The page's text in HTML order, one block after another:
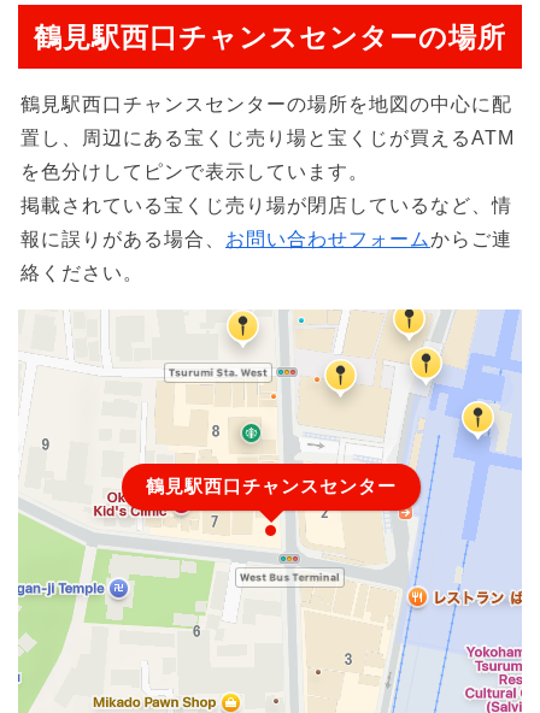
鶴見駅西口チャンスセンターの場所
鶴見駅西口チャンスセンターの場所を地図の中心に配
置し、周辺にある宝くじ売り場と宝くじが買えるATM
を色分けしてピンで表示しています。
掲載されている宝くじ売り場が閉店しているなど、情
報に誤りがある場合、 お問い合わせフォームからご連
絡ください。
鶴見駅西口チャンスセンター